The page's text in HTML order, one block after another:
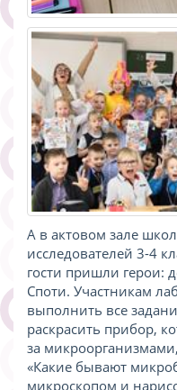
А в актовом зале
исследователей 3-4
гости пришли герои:
Споти. Участникам
выполнить все
раскрасить прибор,
за
«Какие бывают
микроскопом и